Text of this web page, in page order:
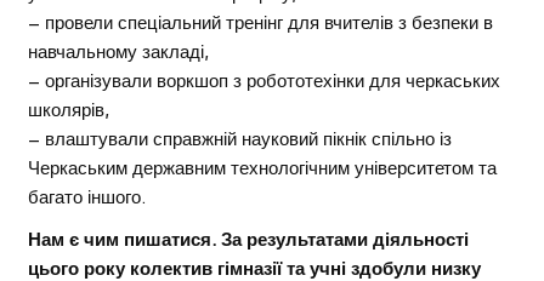
– провели спеціальний тренінг для вчителів з безпеки в
навчальному закладі,
– організували воркшоп з робототехінки для черкаських
школярів,
– влаштували справжній науковий пікнік спільно із
Черкаським державним технологічним університетом та
багато іншого.
Нам є чим пишатися. За результатами діяльності
цього року колектив гімназії та учні здобули низку